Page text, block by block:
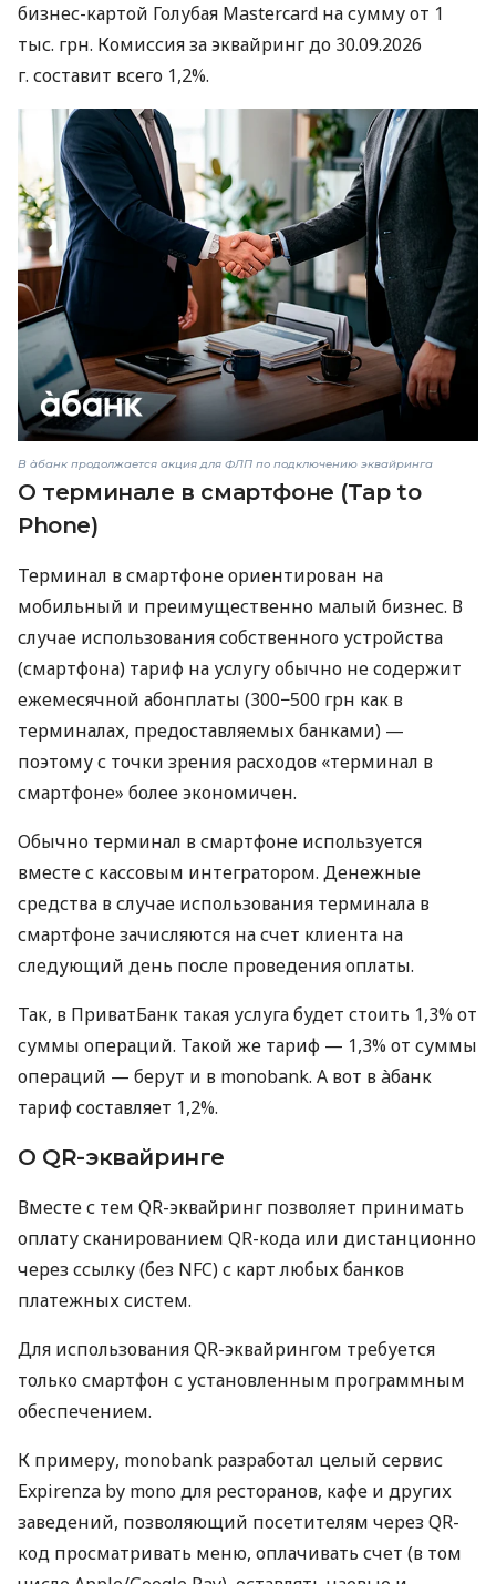
бизнес-картой Голубая Mastercard на сумму от 1
тыс. грн. Комиссия за эквайринг до 30.09.2026
г. составит всего 1,2%.
В àбанк продолжается акция для ФЛП по подключению эквайринга
О терминале в смартфоне (Tap to
Phone)
Терминал в смартфоне ориентирован на
мобильный и преимущественно малый бизнес. В
случае использования собственного устройства
(смартфона) тариф на услугу обычно не содержит
ежемесячной абонплаты (300−500 грн как в
терминалах, предоставляемых банками) —
поэтому с точки зрения расходов «терминал в
смартфоне» более экономичен.
Обычно терминал в смартфоне используется
вместе с кассовым интегратором. Денежные
средства в случае использования терминала в
смартфоне зачисляются на счет клиента на
следующий день после проведения оплаты.
Так, в ПриватБанк такая услуга будет стоить 1,3% от
суммы операций. Такой же тариф — 1,3% от суммы
операций — берут и в monobank. А вот в àбанк
тариф составляет 1,2%.
О QR-эквайринге
Вместе с тем QR-эквайринг позволяет принимать
оплату сканированием QR-кода или дистанционно
через ссылку (без NFC) с карт любых банков
платежных систем.
Для использования QR-эквайрингом требуется
только смартфон с установленным программным
обеспечением.
К примеру, monobank разработал целый сервис
Expirenza by mono для ресторанов, кафе и других
заведений, позволяющий посетителям через QR-
код просматривать меню, оплачивать счет (в том